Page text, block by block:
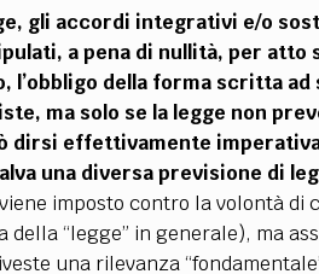
gli accordi integrativi e/o
a pena di nullità, per atto
l’obbligo della forma scritta
ma solo se la legge non
dirsi effettivamente
una diversa previsione di
imposto contro la volontà di
“legge” in generale), ma
una rilevanza